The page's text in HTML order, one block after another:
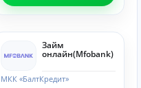
Займ
онлайн(Mfobank)
МКК «БалтКредит»